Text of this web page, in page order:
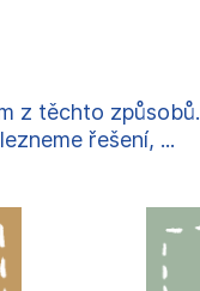
z těchto způsobů.
řešení, ...